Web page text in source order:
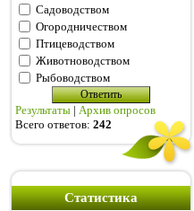
Садоводством
Огородничеством
Птицеводством
Животноводством
Рыбоводством
Результаты | Архив опросов
Всего ответов: 242
Статистика